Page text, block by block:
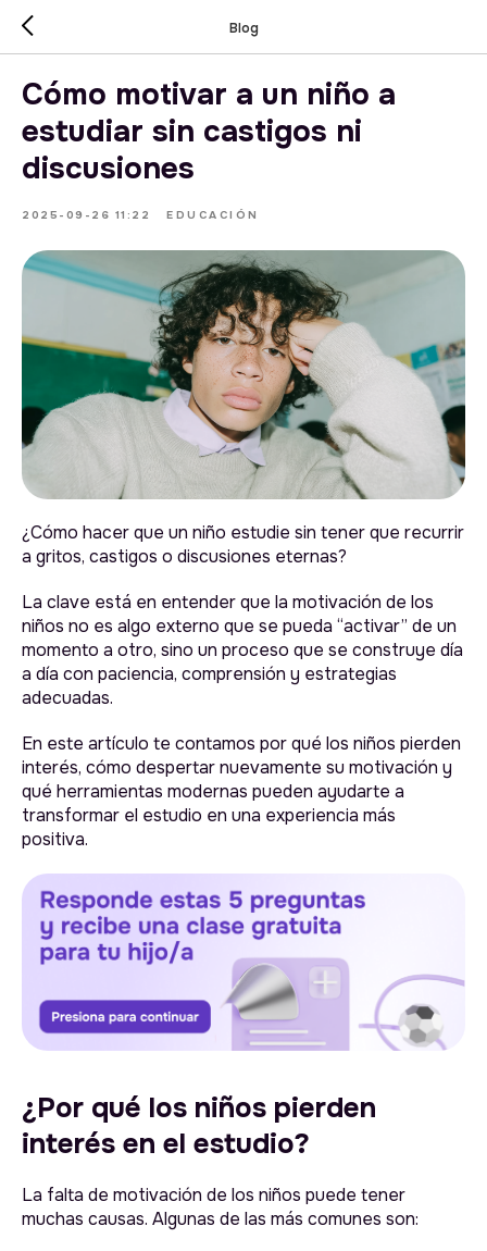
Blog
Cómo motivar a un niño a
estudiar sin castigos ni
discusiones
2025-09-26 11:22 EDUCACIÓN
¿Cómo hacer que un niño estudie sin tener que recurrir
a gritos, castigos o discusiones eternas?
La clave está en entender que la motivación de los
niños no es algo externo que se pueda “activar” de un
momento a otro, sino un proceso que se construye día
a día con paciencia, comprensión y estrategias
adecuadas.
En este artículo te contamos por qué los niños pierden
interés, cómo despertar nuevamente su motivación y
qué herramientas modernas pueden ayudarte a
transformar el estudio en una experiencia más
positiva.
¿Por qué los niños pierden
interés en el estudio?
La falta de motivación de los niños puede tener
muchas causas. Algunas de las más comunes son: